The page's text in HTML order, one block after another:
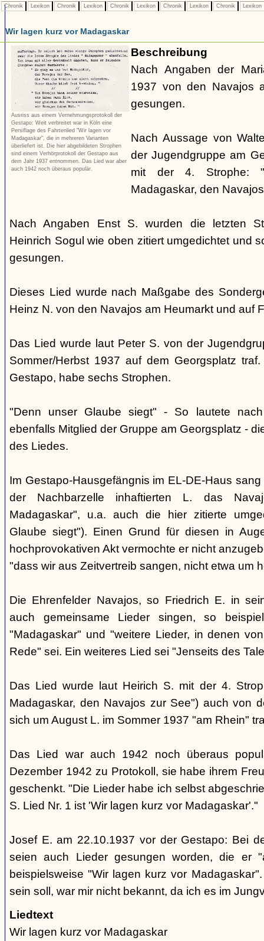
Chronik Lexikon Chronik Lexikon Chronik Lexikon Chronik Lexikon Chronik Lexikon
Wir lagen kurz vor Madagaskar
Ausriss aus einem Vernehmungsprotokoll der
Gestapo: Weit verbreitet war in Köln eine
Persiflage des Fahrtenlied "Wir lagen vor
Madagaskar", die in mehreren Varianten
überliefert ist. Die hier abgebildeten Strophen
sind einem Verhörprotokoll der Gestapo aus
dem Jahr 1937 entnommen. Das Lied war aber
auch 1942 noch überaus populär.
Beschreibung
Nach Angaben der
1937 von den Navajos
gesungen.
Nach Aussage von
der Jugendgruppe am
mit der 4. Strophe:
Madagaskar, den
Nach Angaben Enst S. wurden die letzten
Heinrich Sogul wie oben zitiert umgedichtet und
gesungen.
Dieses Lied wurde nach Maßgabe des
Heinz N. von den Navajos am Heumarkt und auf
Das Lied wurde laut Peter S. von der
Sommer/Herbst 1937 auf dem Georgsplatz
Gestapo, habe sechs Strophen.
"Denn unser Glaube siegt" - So lautete
ebenfalls Mitglied der Gruppe am Georgsplatz -
des Liedes.
Im Gestapo-Hausgefängnis im EL-DE-Haus
der Nachbarzelle inhaftierten L. das
Madagaskar", u.a. auch die hier zitierte
Glaube siegt"). Einen Grund für diesen in
hochprovokativen Akt vermochte er nicht
"dass wir aus Zeitvertreib sangen, nicht etwa um
Die Ehrenfelder Navajos, so Friedrich E. in
auch gemeinsame Lieder singen, so
"Madagaskar" und "weitere Lieder, in denen
Rede" sei. Ein weiteres Lied sei "Jenseits des
Das Lied wurde laut Heirich S. mit der 4.
Madagaskar, den Navajos zur See") auch von
sich um August L. im Sommer 1937 "am Rhein"
Das Lied war auch 1942 noch überaus
Dezember 1942 zu Protokoll, sie habe ihrem
geschenkt. "Die Lieder habe ich selbst
S. Lied Nr. 1 ist 'Wir lagen kurz vor Madagaskar'."
Josef E. am 22.10.1937 vor der Gestapo: Bei
seien auch Lieder gesungen worden, die er
beispielsweise "Wir lagen kurz vor
sein soll, war mir nicht bekannt, da ich es im
Liedtext
Wir lagen kurz vor Madagaskar